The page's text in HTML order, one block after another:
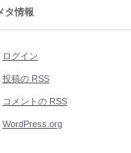
タ情報
ログイン
投稿の RSS
コメントの RSS
WordPress.org